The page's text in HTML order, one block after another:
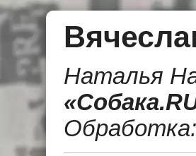
Наталья
Обработка: